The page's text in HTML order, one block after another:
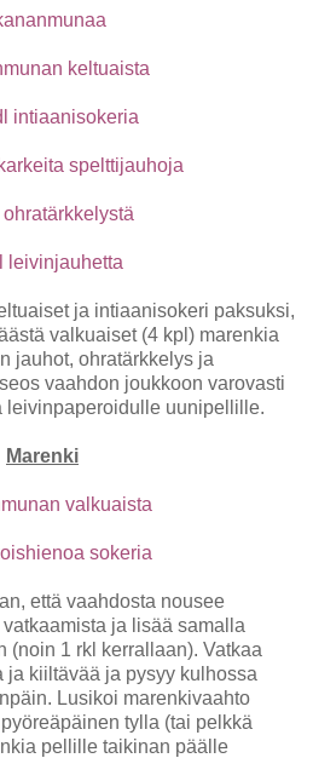
keltuaista
intiaanisokeria
spelttijauhoja
ohratärkkelystä
leivinjauhetta
ja intiaanisokeri paksuksi,
valkuaiset (4 kpl) marenkia
jauhot, ohratärkkelys ja
vaahdon joukkoon varovasti
leivinpaperoidulle uunipellille.
Marenki
valkuaista
sokeria
että vaahdosta nousee
ja lisää samalla
(noin 1 rkl kerrallaan). Vatkaa
ja kiiltävää ja pysyy kulhossa
Lusikoi marenkivaahto
tylla (tai pelkkä
pellille taikinan päälle